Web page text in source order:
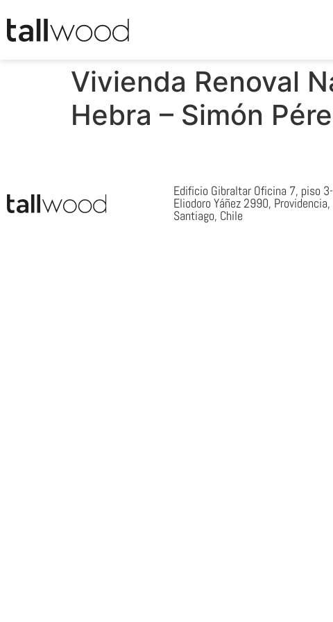
Vivienda Renoval
Hebra – Simón
Edificio Gibraltar Oficina 7, piso
Eliodoro Yáñez 2990, Providencia,
Santiago, Chile